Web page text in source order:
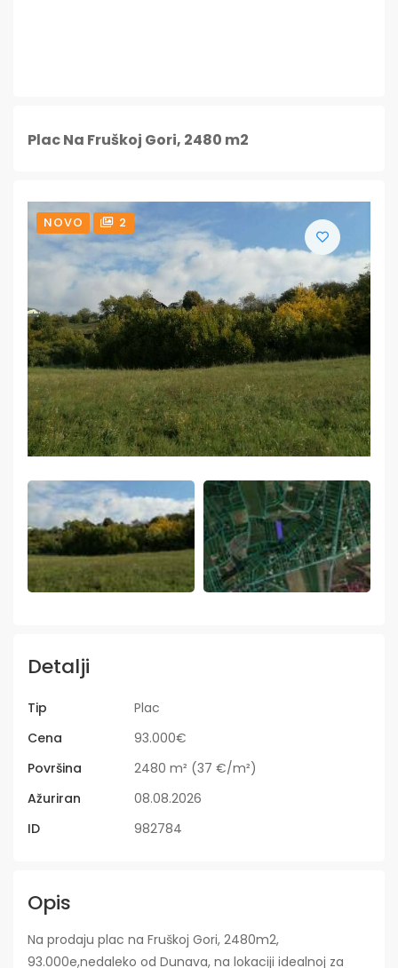
Plac Na Fruškoj Gori, 2480 m2
NOVO 2
Detalji
Tip
Plac
Cena
93.000€
Površina
2480 m² (37 €/m²)
Ažuriran
08.08.2026
ID
982784
Opis
Na prodaju plac na Fruškoj Gori, 2480m2,
93.000e,nedaleko od Dunava, na lokaciji idealnoj za